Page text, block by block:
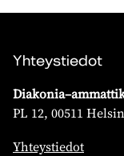
Yhteystiedot
PL 12, 00511
Yhteystiedot